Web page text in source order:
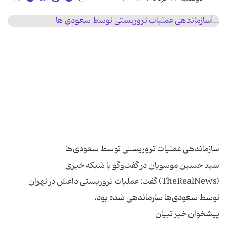
سید حسین موسویان در گفت‌وگو با شبکه خبری
(TheRealNews) گفت: عملیات تروریستی داعش در تهران